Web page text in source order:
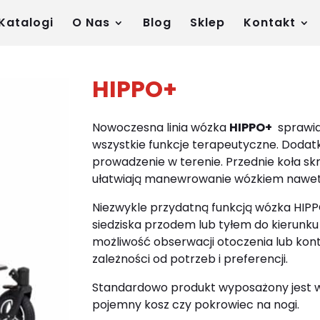
O Nas Blog Sklep Kontakt
HIPPO+
Nowoczesna linia wózka HIPPO+
wszystkie funkcje terapeutyczne.
prowadzenie w terenie. Przednie koła
ułatwiają manewrowanie wózkiem
Niezwykle przydatną funkcją wózka
siedziska przodem lub tyłem do
możliwość obserwacji otoczenia lub
zależności od potrzeb i preferencji.
Standardowo produkt wyposażony jest
pojemny kosz czy pokrowiec na nogi.